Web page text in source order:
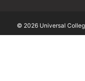
© 2026 Universal